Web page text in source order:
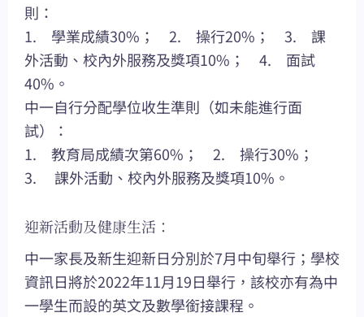
則：
1. 學業成績30%； 2. 操行20%； 3. 課
外活動、校內外服務及獎項10%； 4. 面試
40%。
中一自行分配學位收生準則（如未能進行面
試）：
1. 教育局成績次第60%； 2. 操行30%；
3. 課外活動、校內外服務及獎項10%。
迎新活動及健康生活：
中一家長及新生迎新日分別於7月中旬舉行；學校
資訊日將於2022年11月19日舉行，該校亦有為中
一學生而設的英文及數學銜接課程。